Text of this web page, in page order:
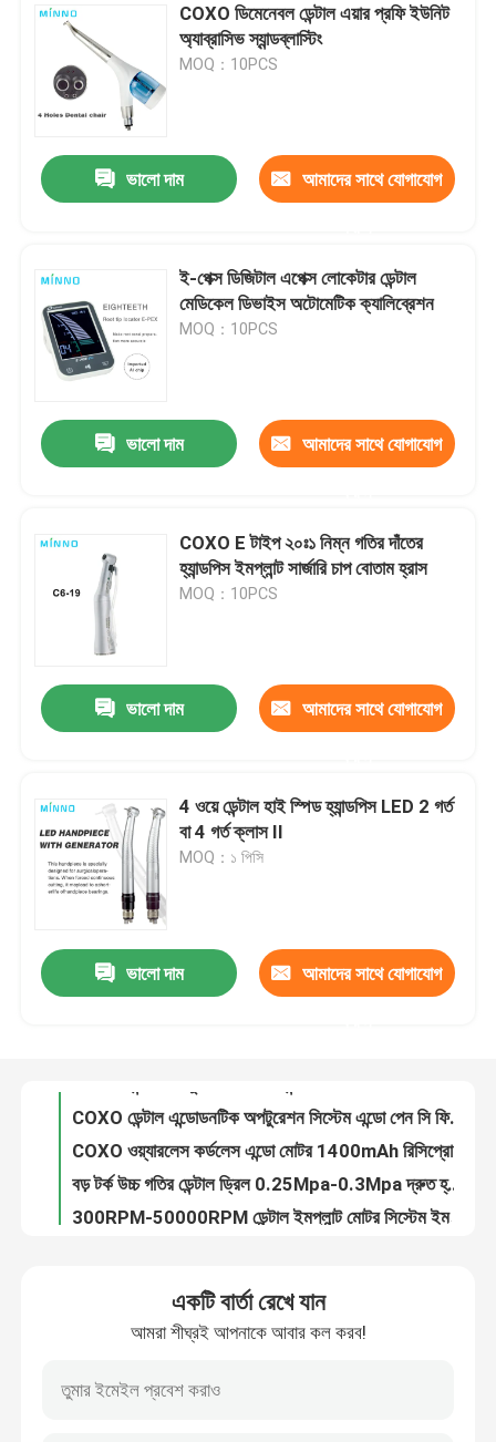
বাড়ি
পণ্য
আমাদের সাথে যোগাযোগ করুন
উদ্ধৃতির জন্য আবেদন
COXO ডিমেনেবল ডেন্টাল এয়ার প্রফি ইউনিট
অ্যাব্রাসিভ স্যান্ডব্লাস্টিং
MOQ：10PCS
ভালো দাম আমাদের সাথে যোগাযোগ
ই-পেক্স ডিজিটাল এপেক্স লোকেটার ডেন্টাল
মেডিকেল ডিভাইস অটোমেটিক ক্যালিব্রেশন
MOQ：10PCS
ভালো দাম আমাদের সাথে যোগাযোগ
COXO E টাইপ ২০ঃ১ নিম্ন গতির দাঁতের
হ্যান্ডপিস ইমপ্লান্ট সার্জারি চাপ বোতাম হ্রাস
MOQ：10PCS
ভালো দাম আমাদের সাথে যোগাযোগ
4 ওয়ে ডেন্টাল হাই স্পিড হ্যান্ডপিস LED 2 গর্ত
বা 4 গর্ত ক্লাস II
MOQ：১ পিসি
ভালো দাম আমাদের সাথে যোগাযোগ কার্ডলেস ডেন্টাল অপটুরেশন সিস্টেম এন্ডো পেন 3.7V 2600mAH
300RPM-50000RPM ডেন্টাল ইমপ্লান্ট মোটর সিস্টেম ইমপ্লান্ট সার্জিক্যাল মোটর
ইউনিভার্সাল ডেন্টাল ইমপ্লান্ট সরঞ্জাম ইমপ্লান্ট টর্ক ড্রাইভার ইমপ্লান্ট স্ক্রু অপসারণ সরঞ্জাম
COXO স্টেইনলেস স্টীল এন্ডো ফাইল COXO এন্ডোডনটিক ডেন্টাল রুট ক্যানাল ফাইল
একটি বার্তা রেখে যান
আমরা শীঘ্রই আপনাকে আবার কল করব!